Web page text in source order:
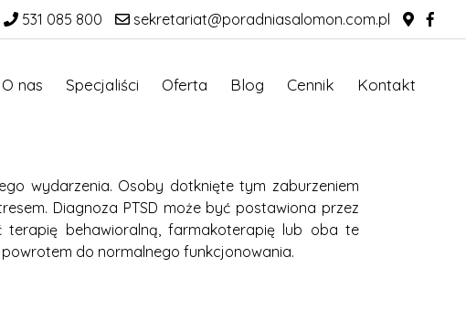
531 085 800 sekretariat@poradniasalomon.com.pl
O nas Specjaliści Oferta Blog Cennik Kontakt
wydarzenia. Osoby dotknięte tym zaburzeniem
Diagnoza PTSD może być postawiona przez
terapię behawioralną, farmakoterapię lub oba te
do normalnego funkcjonowania.